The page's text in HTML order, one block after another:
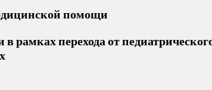
помощи
рамках перехода от